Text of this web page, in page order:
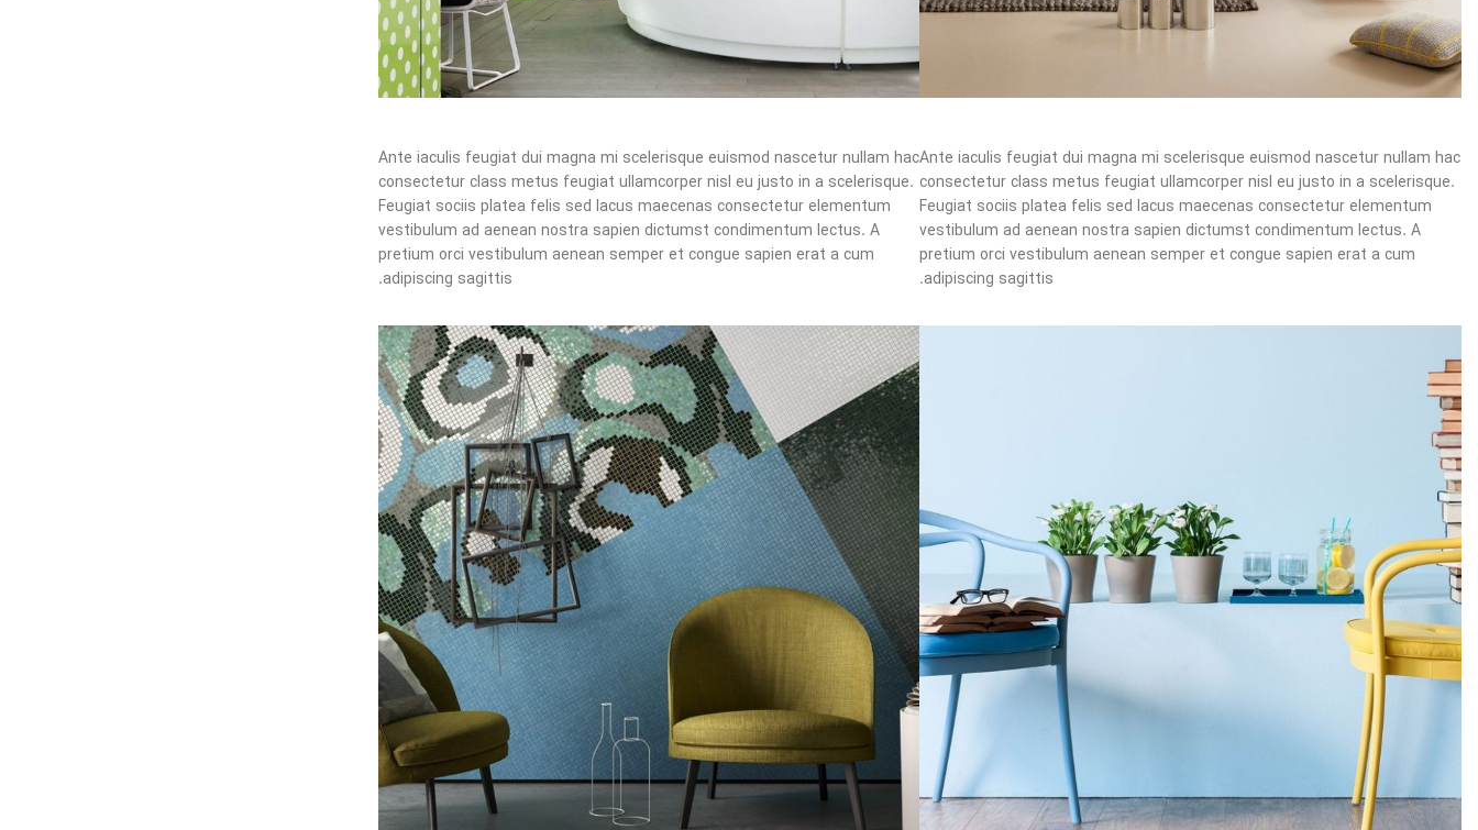
Ante iaculis feugiat dui magna mi scelerisque euismod nascetur nullam hac
consectetur class metus feugiat ullamcorper nisl eu justo in a scelerisque.
Feugiat sociis platea felis sed lacus maecenas consectetur elementum
vestibulum ad aenean nostra sapien dictumst condimentum lectus. A
pretium orci vestibulum aenean semper et congue sapien erat a cum
adipiscing sagittis.
Ante iaculis feugiat dui magna mi scelerisque euismod nascetur nullam hac
consectetur class metus feugiat ullamcorper nisl eu justo in a scelerisque.
Feugiat sociis platea felis sed lacus maecenas consectetur elementum
vestibulum ad aenean nostra sapien dictumst condimentum lectus. A
pretium orci vestibulum aenean semper et congue sapien erat a cum
adipiscing sagittis.